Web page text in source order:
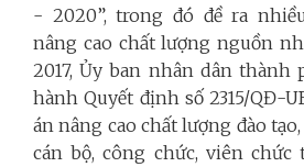
- 2020”, trong đó đề ra
nâng cao chất lượng nguồn
2017, Ủy ban nhân dân thành
hành Quyết định số 2315/QĐ-
án nâng cao chất lượng đào
cán bộ, công chức, viên chức